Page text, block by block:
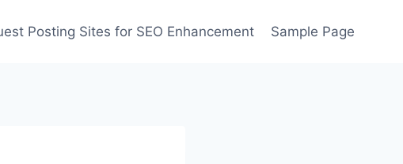
Posting Sites for SEO Enhancement Sample Page